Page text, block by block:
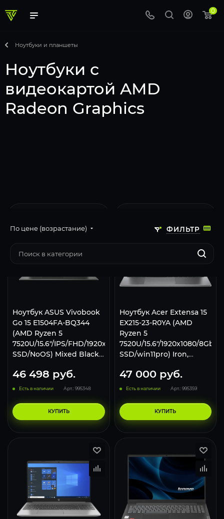
0
Ноутбуки и планшеты
Ноутбуки с
видеокартой AMD
Radeon Graphics
ФИЛЬТР
По цене (возрастание)
Ноутбук ASUS Vivobook
Go 15 E1504FA-BQ344
(AMD Ryzen 5
7520U/15.6"/IPS/FHD/1920x1080/8Gb/256Gb
SSD/NoOS) Mixed Black,
46 498 руб.
Есть в наличии Арт.: 995348
КУПИТЬ
Ноутбук Acer Extensa 15
EX215-23-R0YA (AMD
Ryzen 5
7520U/15.6"/1920x1080/8Gb/
SSD/win11pro) Iron,
47 000руб.
Есть в наличии Арт.: 995359
КУПИТЬ